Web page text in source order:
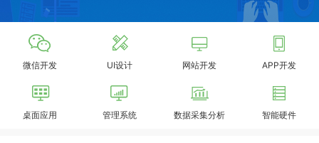
微信开发 UI设计 网站开发 APP开发
桌面应用 管理系统 数据采集分析 智能硬件